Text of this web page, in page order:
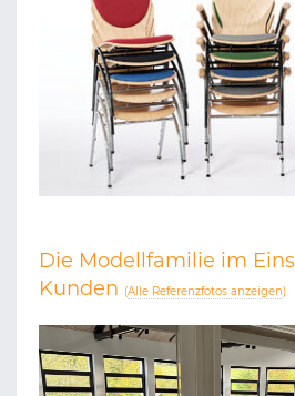
Die Modellfamilie im
Kunden (Alle Referenzfotos anzeigen)